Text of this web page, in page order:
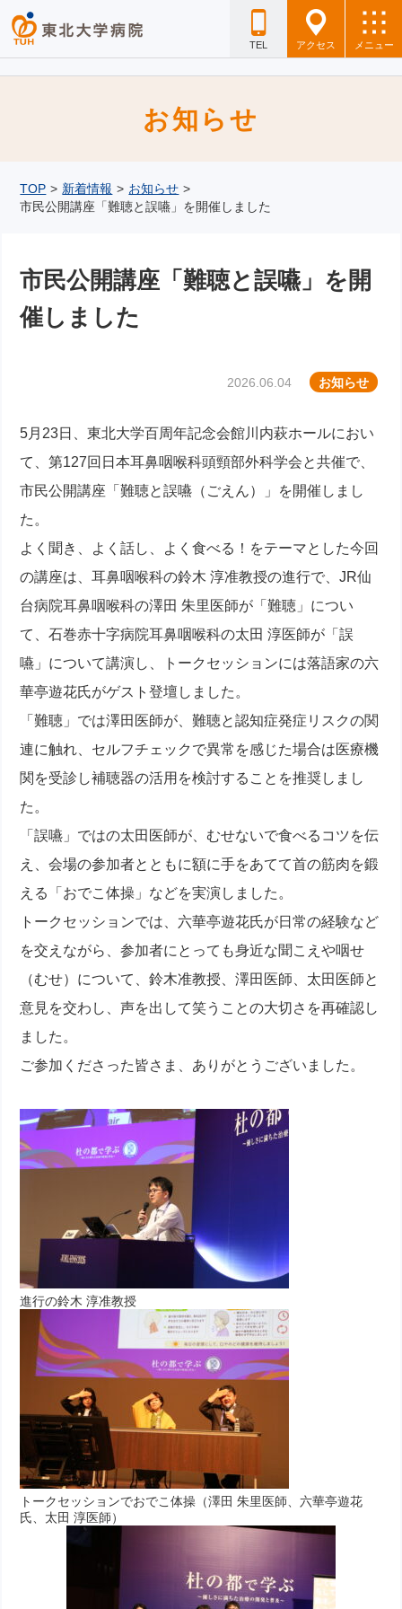
TEL アクセス メニュー
お知らせ
TOP > 新着情報 > お知らせ >
市民公開講座「難聴と誤嚥」を開催しました
市民公開講座「難聴と誤嚥」を開
催しました
2026.06.04 お知らせ
5月23日、東北大学百周年記念会館川内萩ホールにおい
て、第127回日本耳鼻咽喉科頭頸部外科学会と共催で、
市民公開講座「難聴と誤嚥（ごえん）」を開催しまし
た。
よく聞き、よく話し、よく食べる！をテーマとした今回
の講座は、耳鼻咽喉科の鈴木 淳准教授の進行で、JR仙
台病院耳鼻咽喉科の澤田 朱里医師が「難聴」につい
て、石巻赤十字病院耳鼻咽喉科の太田 淳医師が「誤
嚥」について講演し、トークセッションには落語家の六
華亭遊花氏がゲスト登壇しました。
「難聴」では澤田医師が、難聴と認知症発症リスクの関
連に触れ、セルフチェックで異常を感じた場合は医療機
関を受診し補聴器の活用を検討することを推奨しまし
た。
「誤嚥」ではの太田医師が、むせないで食べるコツを伝
え、会場の参加者とともに額に手をあてて首の筋肉を鍛
える「おでこ体操」などを実演しました。
トークセッションでは、六華亭遊花氏が日常の経験など
を交えながら、参加者にとっても身近な聞こえや咽せ
（むせ）について、鈴木准教授、澤田医師、太田医師と
意見を交わし、声を出して笑うことの大切さを再確認し
ました。
ご参加くださった皆さま、ありがとうございました。
進行の鈴木 淳准教授
トークセッションでおでこ体操（澤田 朱里医師、六華亭遊花
氏、太田 淳医師）